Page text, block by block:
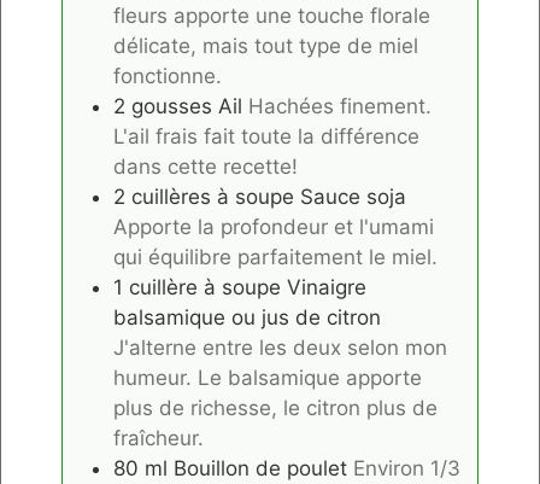
fleurs apporte une touche florale
délicate, mais tout type de miel
fonctionne.
2 gousses Ail Hachées finement.
L'ail frais fait toute la différence
dans cette recette!
2 cuillères à soupe Sauce soja
Apporte la profondeur et l'umami
qui équilibre parfaitement le miel.
1 cuillère à soupe Vinaigre
balsamique ou jus de citron
J'alterne entre les deux selon mon
humeur. Le balsamique apporte
plus de richesse, le citron plus de
fraîcheur.
80 ml Bouillon de poulet Environ 1/3